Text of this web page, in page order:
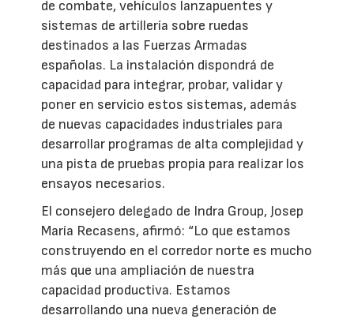
de combate, vehículos lanzapuentes y
sistemas de artillería sobre ruedas
destinados a las Fuerzas Armadas
españolas. La instalación dispondrá de
capacidad para integrar, probar, validar y
poner en servicio estos sistemas, además
de nuevas capacidades industriales para
desarrollar programas de alta complejidad y
una pista de pruebas propia para realizar los
ensayos necesarios.
El consejero delegado de Indra Group, Josep
María Recasens, afirmó: “Lo que estamos
construyendo en el corredor norte es mucho
más que una ampliación de nuestra
capacidad productiva. Estamos
desarrollando una nueva generación de